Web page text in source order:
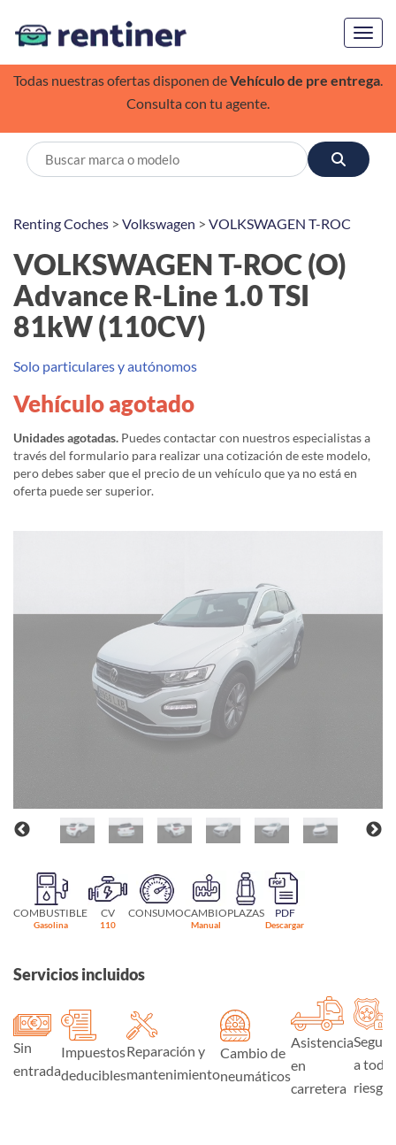
Todas nuestras ofertas disponen deVehículo de pre entrega.
Consulta con tu agente.
Renting Coches > Volkswagen > VOLKSWAGEN T-ROC
VOLKSWAGEN T-ROC (O)
Advance R-Line 1.0 TSI
81kW (110CV)
Solo particulares y autónomos
Vehículo agotado
Unidades agotadas. Puedes contactar con nuestros especialistas a
través del formulario para realizar una cotización de este modelo,
pero debes saber que el precio de un vehículo que ya no está en
oferta puede ser superior.
COMBUSTIBLE
Gasolina
CV
110
CONSUMOCAMBIO
Manual
PLAZAS PDF
Descargar
Servicios incluidos
Sin
entrada
Impuestos
deducibles
Reparación y
mantenimiento
Cambio de
neumáticos
Asistencia
en
carretera
Seguro
a todo
riesgo